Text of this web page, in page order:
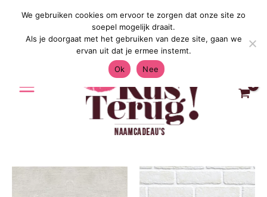
Gratis Verzending in Nederland & België 4.7/
We gebruiken cookies om ervoor te zorgen dat onze site zo
soepel mogelijk draait.
Als je doorgaat met het gebruiken van deze site, gaan we
ervan uit dat je ermee instemt.
Ok
Nee